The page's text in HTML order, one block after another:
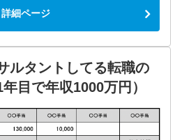
詳細ページ
ルタントしてる転職の
目で年収1000万円）